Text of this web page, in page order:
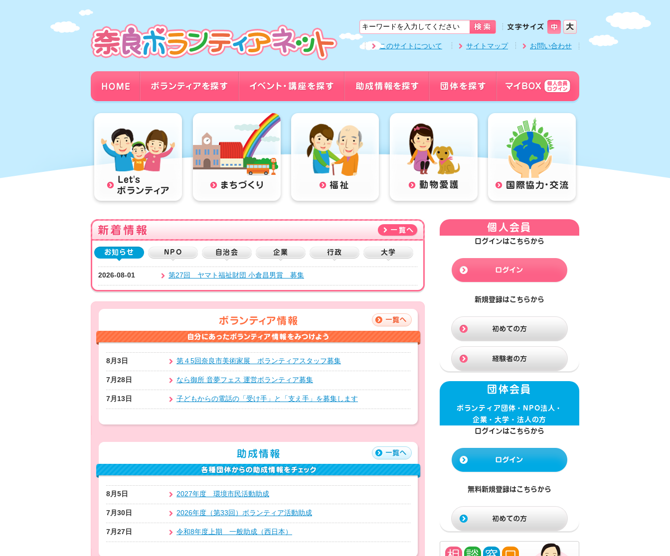
文
ま
で
ス
ッ
プ
このサイトについて サイトマップ お問い合わせ
お知らせ NPO 自治会 企業 行政 大学
2026-08-01 第27回 ヤマト福祉財団 小倉昌男賞 募集
8月3日 第４5回奈良市美術家展 ボランティアスタッフ募集
7月28日 なら御所 音夢フェス 運営ボランティア募集
7月13日 子どもからの電話の「受け手」と「支え手」を募集します
8月5日 2027年度 環境市民活動助成
7月30日 2026年度（第33回）ボランティア活動助成
7月27日 令和8年度上期 一般助成（西日本）
個人会員
ログインはこちらから
新規登録はこちらから
団体会員
ボランティア団体・NPO法人・
企業・大学・法人の方
ログインはこちらから
無料新規登録はこちらから